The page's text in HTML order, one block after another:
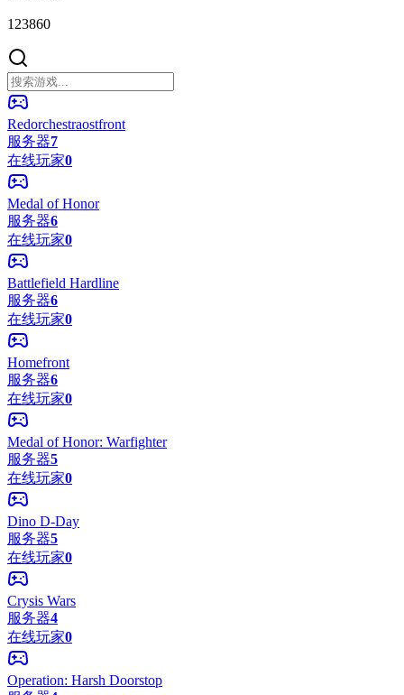
123860
Redorchestraostfront
服务器7
在线玩家0
Medal of Honor
服务器6
在线玩家0
Battlefield Hardline
服务器6
在线玩家0
Homefront
服务器6
在线玩家0
Medal of Honor: Warfighter
服务器5
在线玩家0
Dino D-Day
服务器5
在线玩家0
Crysis Wars
服务器4
在线玩家0
Operation: Harsh Doorstop